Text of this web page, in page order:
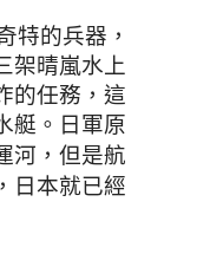
特的兵器 ，
架晴嵐水上
的任務 ，這
艇 。日軍原
河 ，但是航
日本就已經